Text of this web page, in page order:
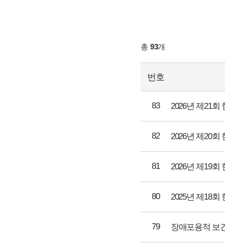
총 93개
번호
83 2026년 제21회
82 2026년 제20회
81 2026년 제19회
80 2025년 제18회
79